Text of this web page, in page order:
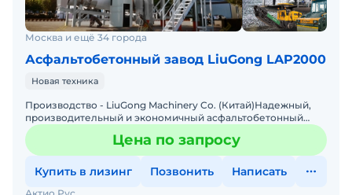
Москва и ещё 34 города
Асфальтобетонный завод LiuGong LAP2000
Новая техника
Производство - LiuGong Machinery Co. (Китай)Надежный,
производительный и экономичный асфальтобетонный
завод!Поставляется с системой интеллектуального
управления
Цена по запросу
Купить в лизинг Позвонить Написать